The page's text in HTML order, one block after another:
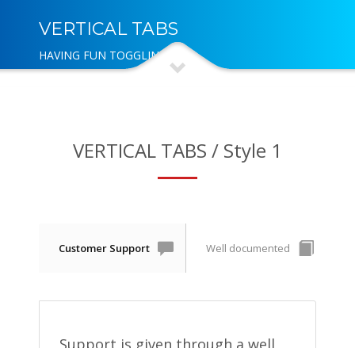
VERTICAL TABS
HAVING FUN TOGGLING
VERTICAL TABS / Style 1
Customer Support Well documented
Support is given through a well